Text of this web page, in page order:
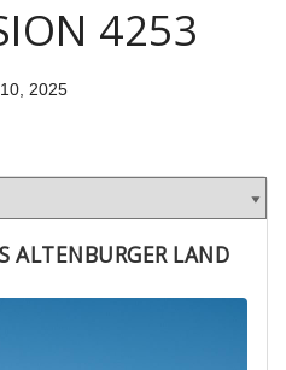
4253
2025
ALTENBURGER LAND